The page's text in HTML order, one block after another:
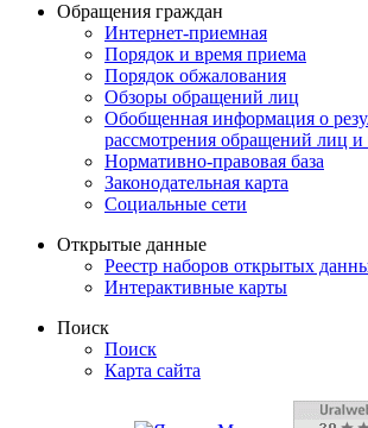
Обращения граждан
Интернет-приемная
Порядок и время приема
Порядок обжалования
Обзоры обращений лиц
Обобщенная информация о
рассмотрения обращений лиц
Нормативно-правовая база
Законодательная карта
Социальные сети
Открытые данные
Реестр наборов открытых
Интерактивные карты
Поиск
Поиск
Карта сайта